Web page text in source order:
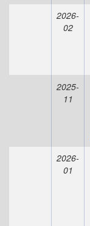
2026-
02
2025-
11
2026-
01